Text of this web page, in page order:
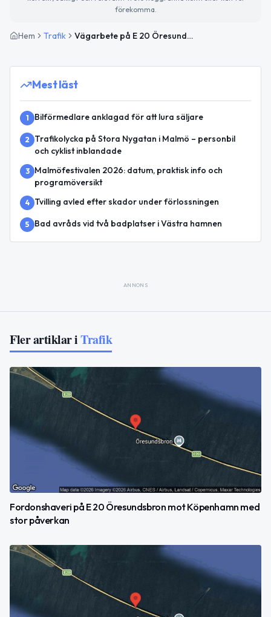
förekomma.
Hem Trafik Vägarbete på E 20 Öresundsbron vid Lernacken påverkar trafiken mot Köpenhamn
Mest läst
1 Bilförmedlare anklagad för att lura säljare
2
Trafikolycka på Stora Nygatan i Malmö – personbil
och cyklist inblandade
3
Malmöfestivalen 2026: datum, praktisk info och
programöversikt
4 Tvilling avled efter skador under förlossningen
5 Bad avråds vid två badplatser i Västra hamnen
ANNONS
Fler artiklar iTrafik
Fordonshaveri på E 20 Öresundsbron mot Köpenhamn med
stor påverkan